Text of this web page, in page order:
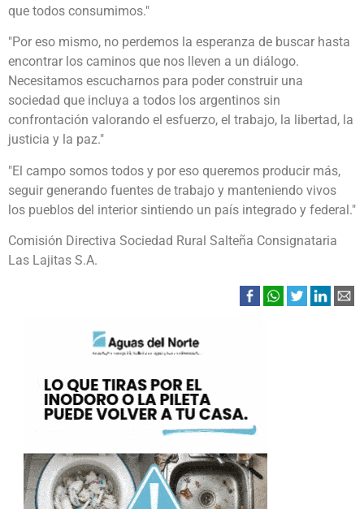
que todos consumimos."
"Por eso mismo, no perdemos la esperanza de buscar hasta
encontrar los caminos que nos lleven a un diálogo.
Necesitamos escucharnos para poder construir una
sociedad que incluya a todos los argentinos sin
confrontación valorando el esfuerzo, el trabajo, la libertad, la
justicia y la paz."
"El campo somos todos y por eso queremos producir más,
seguir generando fuentes de trabajo y manteniendo vivos
los pueblos del interior sintiendo un país integrado y federal."
Comisión Directiva Sociedad Rural Salteña Consignataria
Las Lajitas S.A.